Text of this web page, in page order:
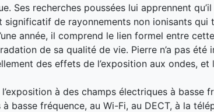
Ses recherches poussées lui apprennent
significatif de rayonnements non ionisants qui
année, il comprend le lien formel entre
de sa qualité de vie. Pierre n’a pas été
des effets de l’exposition aux ondes, et
à des champs électriques à basse
à basse fréquence, au Wi-Fi, au DECT, à la